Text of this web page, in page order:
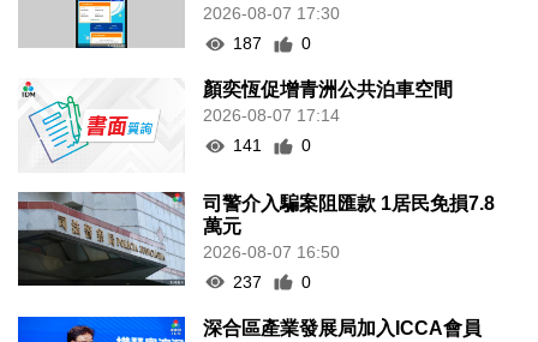
2026-08-07 17:30
187
0
顏奕恆促增青洲公共泊車空間
2026-08-07 17:14
141
0
司警介入騙案阻匯款 1居民免損7.8
萬元
2026-08-07 16:50
237
0
深合區產業發展局加入ICCA會員